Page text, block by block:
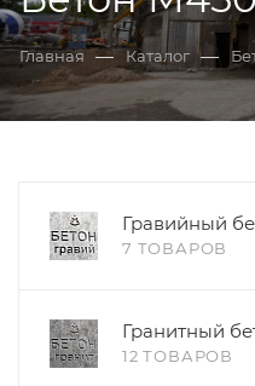
Главная — Каталог —
Гравийный
7 ТОВАРОВ
Гранитный
12 ТОВАРОВ